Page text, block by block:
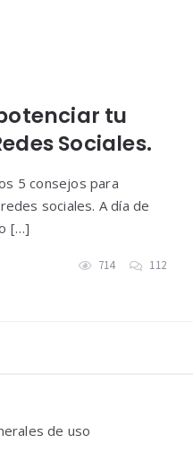
tu
Sociales.
5 consejos para
sociales. A día de
[…]
714 112
de uso